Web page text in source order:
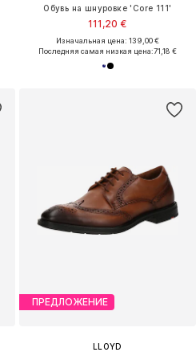
Обувь на шнуровке 'Core 111'
111,20 €
Изначальная цена: 139,00 €
Последняя самая низкая цена:71,18 €
ПРЕДЛОЖЕНИЕ
LLOYD